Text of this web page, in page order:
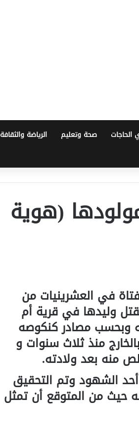
الحاجات صحة وتعليم الرياضة والثقافة
(هوية
في العشرينيات من
وليدها في قرية أم
وبحسب مصادر كنكوصه
منذ ثلاث سنوات و
منه بعد ولادته.
الشهود وتم التحقيق
حيث من المتوقع أن تمثل